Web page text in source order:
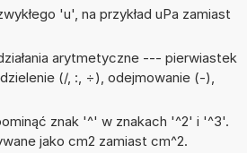
'u', na przykład uPa zamiast
arytmetyczne --- pierwiastek
(/, :, ÷), odejmowanie (-),
znak '^' w znakach '^2' i '^3'.
jako cm2 zamiast cm^2.